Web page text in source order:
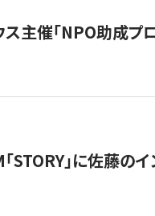
ス主催「NPO助成プ
STORY」に佐藤の